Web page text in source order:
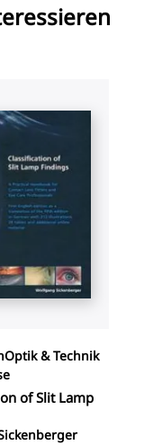
Optik & Technik
of Slit Lamp